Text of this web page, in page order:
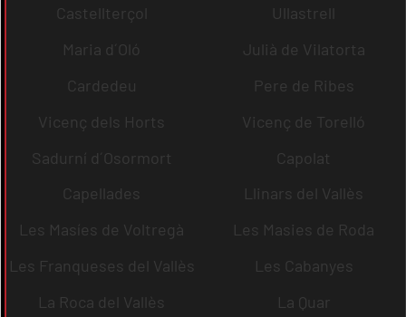
Castellterçol
Ullastrell
Maria d´Oló
Julià de Vilatorta
Cardedeu
Pere de Ribes
Vicenç dels Horts
Vicenç de Torelló
Sadurní d´Osormort
Capolat
Capellades
Llinars del Vallès
Les Masíes de Voltregà
Les Masies de Roda
Les Franqueses del Vallès
Les Cabanyes
La Roca del Vallès
La Quar